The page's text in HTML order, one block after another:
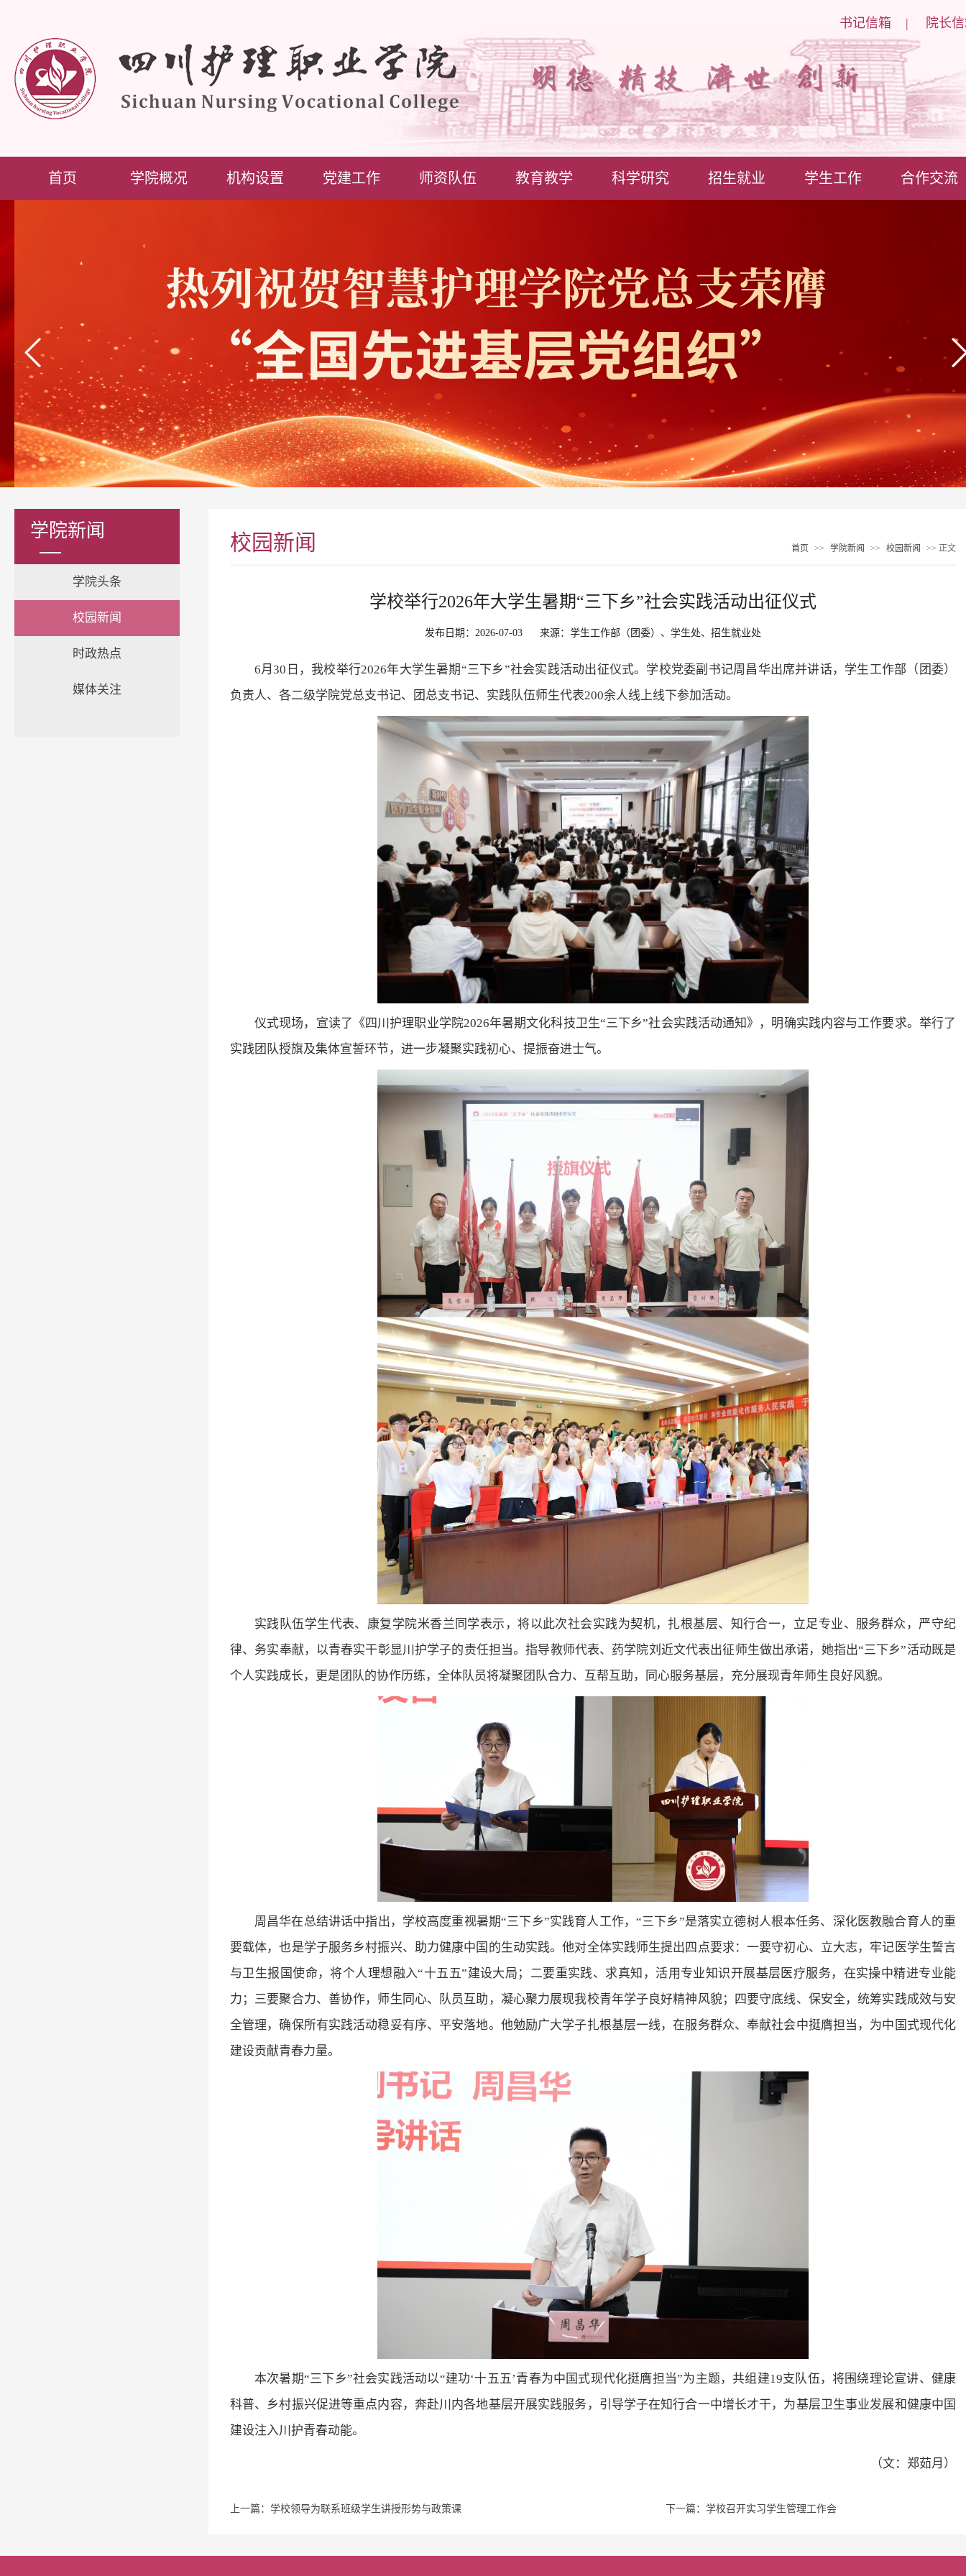
书记信箱 | 院长
首页 学院概况 机构设置 党建工作 师资队伍 教育教学 科学研究 招生就业 学生工作 合作交流
学院新闻
学院头条
校园新闻
时政热点
媒体关注
首页 >> 学院新闻 >> 校园新闻 >> 正文
校园新闻
学校举行2026年大学生暑期“三下乡”社会实践活动出征仪式
发布日期：2026-07-03 来源：学生工作部（团委）、学生处、招生就业处
6月30日，我校举行2026年大学生暑期“三下乡”社会实践活动出征仪式。学校党委副书记周昌华出席并讲话，学生工作部（团委）
负责人、各二级学院党总支书记、团总支书记、实践队伍师生代表200余人线上线下参加活动。
仪式现场，宣读了《四川护理职业学院2026年暑期文化科技卫生“三下乡”社会实践活动通知》，明确实践内容与工作要求。举行了
实践团队授旗及集体宣誓环节，进一步凝聚实践初心、提振奋进士气。
实践队伍学生代表、康复学院米香兰同学表示，将以此次社会实践为契机，扎根基层、知行合一，立足专业、服务群众，严守纪
律、务实奉献，以青春实干彰显川护学子的责任担当。指导教师代表、药学院刘近文代表出征师生做出承诺，她指出“三下乡”活动既是
个人实践成长，更是团队的协作历练，全体队员将凝聚团队合力、互帮互助，同心服务基层，充分展现青年师生良好风貌。
周昌华在总结讲话中指出，学校高度重视暑期“三下乡”实践育人工作，“三下乡”是落实立德树人根本任务、深化医教融合育人的重
要载体，也是学子服务乡村振兴、助力健康中国的生动实践。他对全体实践师生提出四点要求：一要守初心、立大志，牢记医学生誓言
与卫生报国使命，将个人理想融入“十五五”建设大局；二要重实践、求真知，活用专业知识开展基层医疗服务，在实操中精进专业能
力；三要聚合力、善协作，师生同心、队员互助，凝心聚力展现我校青年学子良好精神风貌；四要守底线、保安全，统筹实践成效与安
全管理，确保所有实践活动稳妥有序、平安落地。他勉励广大学子扎根基层一线，在服务群众、奉献社会中挺膺担当，为中国式现代化
建设贡献青春力量。
本次暑期“三下乡”社会实践活动以“建功‘十五五’青春为中国式现代化挺膺担当”为主题，共组建19支队伍，将围绕理论宣讲、健康
科普、乡村振兴促进等重点内容，奔赴川内各地基层开展实践服务，引导学子在知行合一中增长才干，为基层卫生事业发展和健康中国
建设注入川护青春动能。
（文：郑茹月）
下一篇：学校召开实习学生管理工作会
上一篇：学校领导为联系班级学生讲授形势与政策课